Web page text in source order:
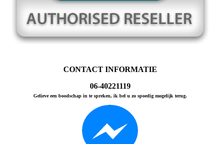
CONTACT INFORMATIE
06-40221119
Gelieve een boodschap in te spreken, ik bel u zo spoedig mogelijk terug.